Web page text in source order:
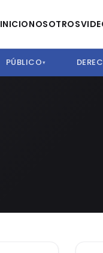
INICIONOSOTROS
PÚBLICO▾